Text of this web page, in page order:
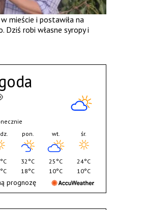
w mieście i postawiła na
Dziś robi własne syropy i
pon.
32°C
18°C
wt.
25°C
10°C
śr.
24°C
10°C
prognozę